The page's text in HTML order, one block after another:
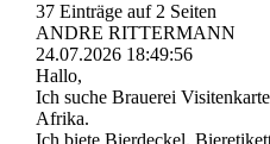
37 Einträge auf 2 Seiten
ANDRE RITTERMANN
24.07.2026 18:49:56
Hallo,
Ich suche Brauerei
Afrika.